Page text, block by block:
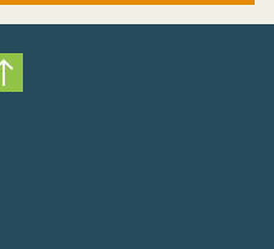
Nach oben scrollen